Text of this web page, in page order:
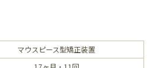
マウスピース型矯正装置